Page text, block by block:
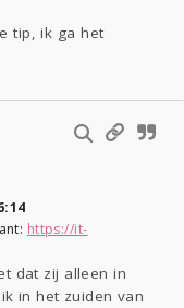
tip, ik ga het
https://it-
dat zij alleen in
in het zuiden van